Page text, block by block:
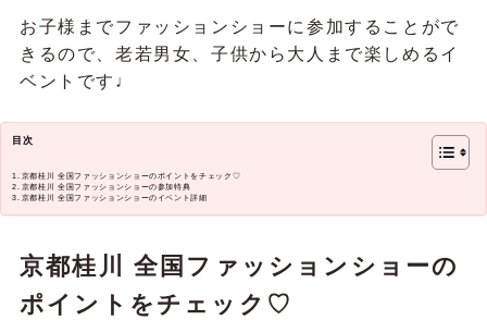
お子様までファッションショーに参加することがで
きるので、老若男女、子供から大人まで楽しめるイ
ベントです♩
目次
京都桂川 全国ファッションショーのポイントをチェック♡
京都桂川 全国ファッションショーの参加特典
京都桂川 全国ファッションショーのイベント詳細
京都桂川 全国ファッションショーの
ポイントをチェック♡